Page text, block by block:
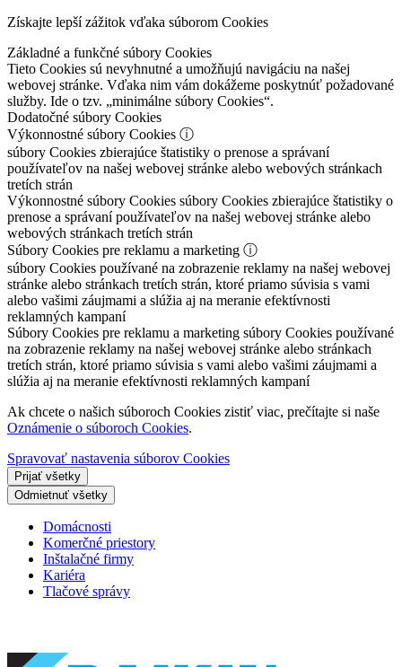
Získajte lepší zážitok vďaka súborom Cookies
Základné a funkčné súbory Cookies
Tieto Cookies sú nevyhnutné a umožňujú navigáciu na našej
webovej stránke. Vďaka nim vám dokážeme poskytnúť požadované
služby. Ide o tzv. „minimálne súbory Cookies“.
Dodatočné súbory Cookies
Výkonnostné súbory Cookies ⓘ
súbory Cookies zbierajúce štatistiky o prenose a správaní
používateľov na našej webovej stránke alebo webových stránkach
tretích strán
Výkonnostné súbory Cookies súbory Cookies zbierajúce štatistiky o
prenose a správaní používateľov na našej webovej stránke alebo
webových stránkach tretích strán
Súbory Cookies pre reklamu a marketing ⓘ
súbory Cookies používané na zobrazenie reklamy na našej webovej
stránke alebo stránkach tretích strán, ktoré priamo súvisia s vami
alebo vašimi záujmami a slúžia aj na meranie efektívnosti
reklamných kampaní
Súbory Cookies pre reklamu a marketing súbory Cookies používané
na zobrazenie reklamy na našej webovej stránke alebo stránkach
tretích strán, ktoré priamo súvisia s vami alebo vašimi záujmami a
slúžia aj na meranie efektívnosti reklamných kampaní
Ak chcete o našich súboroch Cookies zistiť viac, prečítajte si naše
Oznámenie o súboroch Cookies.
Spravovať nastavenia súborov Cookies
Prijať všetky
Odmietnuť všetky
Domácnosti
Komerčné priestory
Inštalačné firmy
Kariéra
Tlačové správy